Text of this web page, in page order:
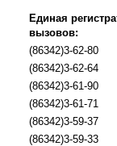
Единая
вызовов:
(86342)3-62-80
(86342)3-62-64
(86342)3-61-90
(86342)3-61-71
(86342)3-59-37
(86342)3-59-33